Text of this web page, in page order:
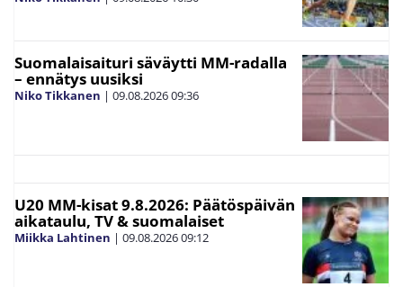
Suomalaisaituri säväytti MM-radalla
– ennätys uusiksi
Niko Tikkanen | 09.08.202609:36
U20 MM-kisat 9.8.2026: Päätöspäivän
aikataulu, TV & suomalaiset
Miikka Lahtinen | 09.08.202609:12